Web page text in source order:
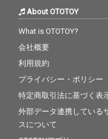
About OTOTOY
What is OTOTOY?
会社概要
利用規約
プライバシー・ポリシー
特定商取引法に基づく表
外部データ連携している
スについて